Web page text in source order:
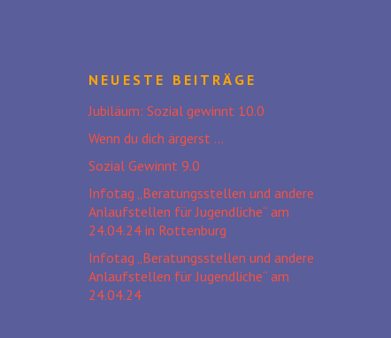
NEUESTE BEITRÄGE
Jubiläum: Sozial gewinnt 10.0
Wenn du dich ärgerst …
Sozial Gewinnt 9.0
Infotag „Beratungsstellen und andere
Anlaufstellen für Jugendliche“ am
24.04.24 in Rottenburg
Infotag „Beratungsstellen und andere
Anlaufstellen für Jugendliche“ am
24.04.24